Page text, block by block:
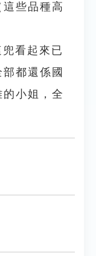
些品種高
看起來已
都還係國
小姐，全